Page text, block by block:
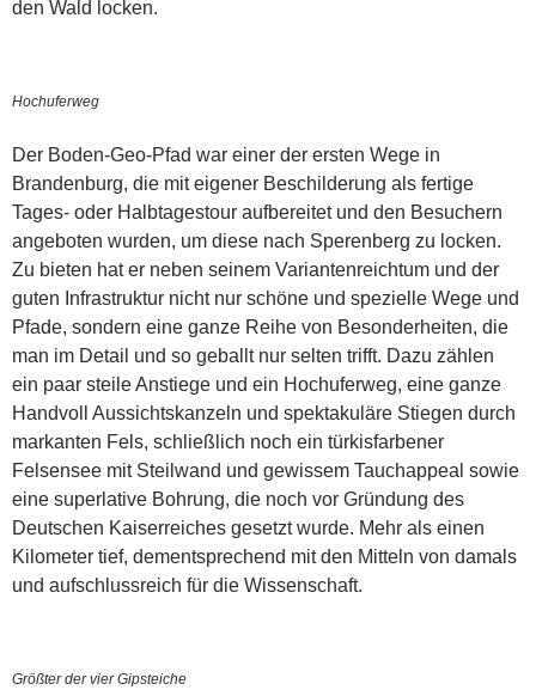
den Wald locken.
Hochuferweg
Der Boden-Geo-Pfad war einer der ersten Wege in
Brandenburg, die mit eigener Beschilderung als fertige
Tages- oder Halbtagestour aufbereitet und den Besuchern
angeboten wurden, um diese nach Sperenberg zu locken.
Zu bieten hat er neben seinem Variantenreichtum und der
guten Infrastruktur nicht nur schöne und spezielle Wege und
Pfade, sondern eine ganze Reihe von Besonderheiten, die
man im Detail und so geballt nur selten trifft. Dazu zählen
ein paar steile Anstiege und ein Hochuferweg, eine ganze
Handvoll Aussichtskanzeln und spektakuläre Stiegen durch
markanten Fels, schließlich noch ein türkisfarbener
Felsensee mit Steilwand und gewissem Tauchappeal sowie
eine superlative Bohrung, die noch vor Gründung des
Deutschen Kaiserreiches gesetzt wurde. Mehr als einen
Kilometer tief, dementsprechend mit den Mitteln von damals
und aufschlussreich für die Wissenschaft.
Größter der vier Gipsteiche